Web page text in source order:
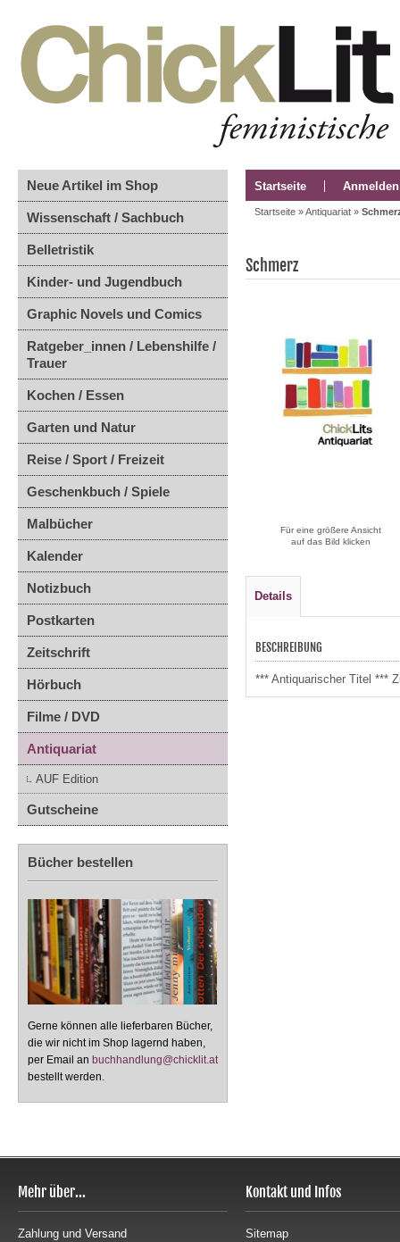
Neue Artikel im Shop
Wissenschaft / Sachbuch
Belletristik
Kinder- und Jugendbuch
Graphic Novels und Comics
Ratgeber_innen / Lebenshilfe /
Trauer
Kochen / Essen
Garten und Natur
Reise / Sport / Freizeit
Geschenkbuch / Spiele
Malbücher
Kalender
Notizbuch
Postkarten
Zeitschrift
Hörbuch
Filme / DVD
Antiquariat
AUF Edition
Gutscheine
Bücher bestellen
Gerne können alle lieferbaren Bücher,
die wir nicht im Shop lagernd haben,
per Email an buchhandlung@chicklit.at
bestellt werden.
Startseite Anmelden
Startseite »Antiquariat »
Schmerz
Für eine größere Ansicht
auf das Bild klicken
Details
BESCHREIBUNG
*** Antiquarischer Titel ***
Mehr über...
Zahlung und Versand
Kontakt und Infos
Sitemap